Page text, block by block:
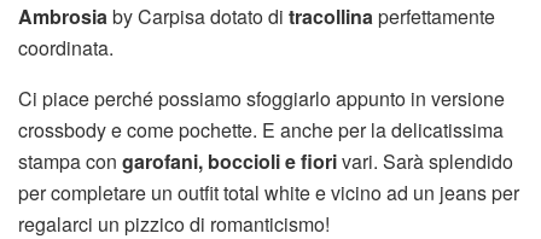
Ambrosiaby Carpisa dotato di tracollinaperfettamente
coordinata.
Ci piace perché possiamo sfoggiarlo appunto in versione
crossbody e come pochette. E anche per la delicatissima
stampa con garofani, boccioli e fiorivari. Sarà splendido
per completare un outfit total white e vicino ad un jeans per
regalarci un pizzico di romanticismo!